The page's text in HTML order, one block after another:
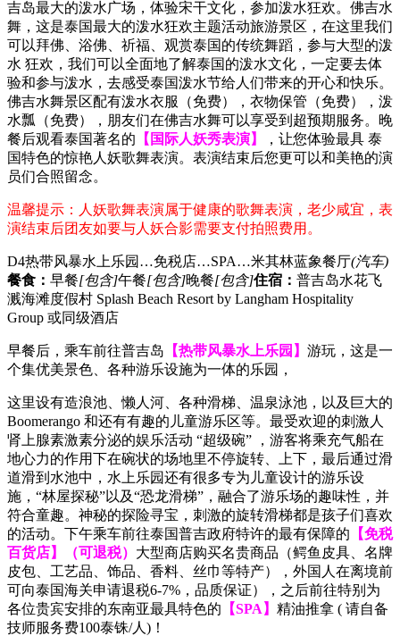
吉岛最大的泼水广场，体验宋干文化，参加泼水狂欢。佛吉水
舞，这是泰国最大的泼水狂欢主题活动旅游景区，在这里我们
可以拜佛、浴佛、祈福、观赏泰国的传统舞蹈，参与大型的泼
水 狂欢，我们可以全面地了解泰国的泼水文化，一定要去体
验和参与泼水，去感受泰国泼水节给人们带来的开心和快乐。
佛吉水舞景区配有泼水衣服（免费），衣物保管（免费），泼
水瓢（免费），朋友们在佛吉水舞可以享受到超预期服务。晚
餐后观看泰国著名的 【国际人妖秀表演】
，让您体验最具 泰
国特色的惊艳人妖歌舞表演。表演结束后您更可以和美艳的演
员们合照留念。
温馨提示：人妖歌舞表演属于健康的歌舞表演，老少咸宜，表
演结束后团友如要与人妖合影需要支付拍照费用。
D4热带风暴水上乐园…免税店…SPA…米其林蓝象餐厅(汽车)
餐食： 早餐[包含]午餐[包含]晚餐[包含]住宿： 普吉岛水花飞
溅海滩度假村 Splash Beach Resort by Langham Hospitality
Group 或同级酒店
早餐后，乘车前往普吉岛 【热带风暴水上乐园】 游玩，这是一
个集优美景色、各种游乐设施为一体的乐园，
这里设有造浪池、懒人河、各种滑梯、温泉泳池，以及巨大的
Boomerango 和还有有趣的儿童游乐区等。最受欢迎的刺激人
肾上腺素激素分泌的娱乐活动 “超级碗” ，游客将乘充气船在
地心力的作用下在碗状的场地里不停旋转、上下，最后通过滑
道滑到水池中，水上乐园还有很多专为儿童设计的游乐设
施，“林屋探秘”以及“恐龙滑梯”，融合了游乐场的趣味性，并
符合童趣。神秘的探险寻宝，刺激的旋转滑梯都是孩子们喜欢
的活动。下午乘车前往泰国普吉政府特许的最有保障的 【免税
百货店】（可退税） 大型商店购买名贵商品（鳄鱼皮具、名牌
皮包、工艺品、饰品、香料、丝巾等特产），外国人在离境前
可向泰国海关申请退税6-7%，品质保证），之后前往特别为
各位贵宾安排的东南亚最具特色的 【SPA】 精油推拿 ( 请自备
技师服务费100泰铢/人)！